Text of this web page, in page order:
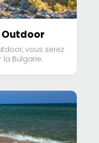
vous serez
Bulgarie.